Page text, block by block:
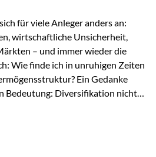
für viele Anleger anders an:
wirtschaftliche Unsicherheit,
– und immer wieder die
Wie finde ich in unruhigen Zeiten
Ein Gedanke
Bedeutung: Diversifikation nicht
in einem Rechtsraum